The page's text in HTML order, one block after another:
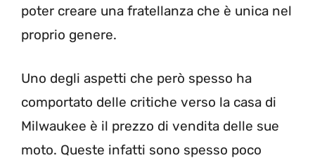
poter creare una fratellanza che è unica nel
proprio genere.
Uno degli aspetti che però spesso ha
comportato delle critiche verso la casa di
Milwaukee è il prezzo di vendita delle sue
moto. Queste infatti sono spesso poco